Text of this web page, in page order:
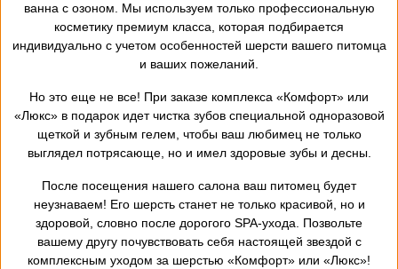
ванна с озоном. Мы используем только профессиональную
косметику премиум класса, которая подбирается
индивидуально с учетом особенностей шерсти вашего питомца
и ваших пожеланий.
Но это еще не все! При заказе комплекса «Комфорт» или
«Люкс» в подарок идет чистка зубов специальной одноразовой
щеткой и зубным гелем, чтобы ваш любимец не только
выглядел потрясающе, но и имел здоровые зубы и десны.
После посещения нашего салона ваш питомец будет
неузнаваем! Его шерсть станет не только красивой, но и
здоровой, словно после дорогого SPA-ухода. Позвольте
вашему другу почувствовать себя настоящей звездой с
комплексным уходом за шерстью «Комфорт» или «Люкс»!